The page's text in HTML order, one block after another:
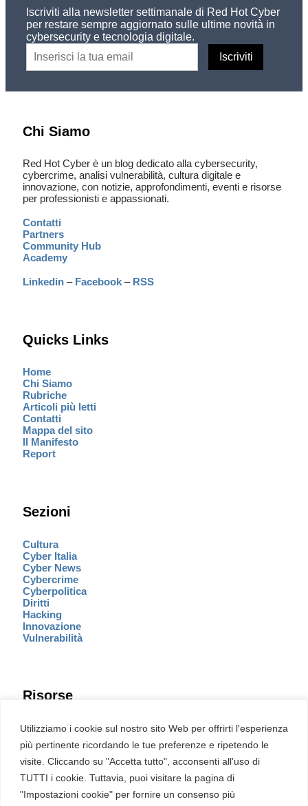
Utilizziamo i cookie sul nostro sito Web per offrirti l'esperienza
più pertinente ricordando le tue preferenze e ripetendo le
visite. Cliccando su "Accetta tutto", acconsenti all'uso di
TUTTI i cookie. Tuttavia, puoi visitare la pagina di
"Impostazioni cookie" per fornire un consenso più
Iscriviti alla newsletter settimanale di Red Hot Cyber
per restare sempre aggiornato sulle ultime novità in
cybersecurity e tecnologia digitale.
Chi Siamo
Red Hot Cyber è un blog dedicato alla cybersecurity,
cybercrime, analisi vulnerabilità, cultura digitale e
innovazione, con notizie, approfondimenti, eventi e risorse
per professionisti e appassionati.
Contatti
Partners
Community Hub
Academy
Linkedin – Facebook – RSS
Quicks Links
Home
Chi Siamo
Rubriche
Articoli più letti
Contatti
Mappa del sito
Il Manifesto
Report
Sezioni
Cultura
Cyber Italia
Cyber News
Cybercrime
Cyberpolitica
Diritti
Hacking
Innovazione
Vulnerabilità
Risorse
Eventi
Fumetto Cyber
Newsletter
Servizi
Pubblicità
English